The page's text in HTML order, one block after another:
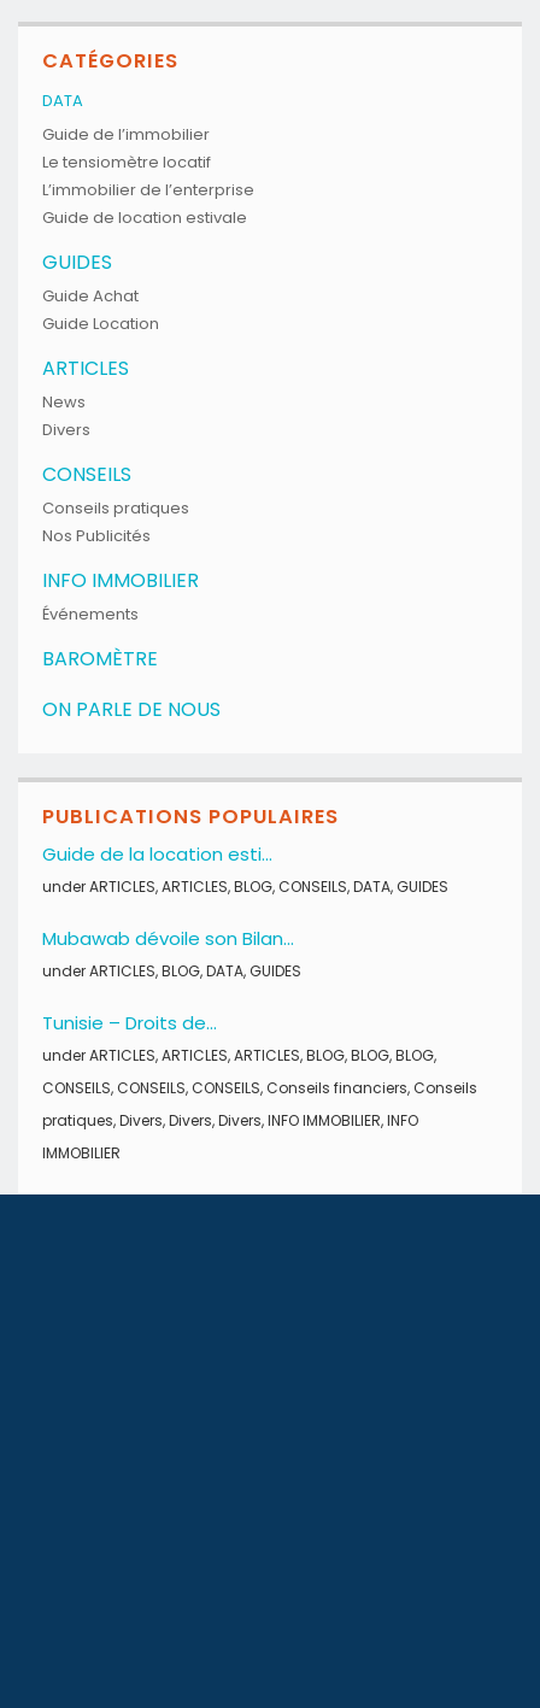
CATÉGORIES
DATA
Guide de l’immobilier
Le tensiomètre locatif
L’immobilier de l’enterprise
Guide de location estivale
GUIDES
Guide Achat
Guide Location
ARTICLES
News
Divers
CONSEILS
Conseils pratiques
Nos Publicités
INFO IMMOBILIER
Événements
BAROMÈTRE
ON PARLE DE NOUS
PUBLICATIONS POPULAIRES
Guide de la location esti...
underARTICLES,ARTICLES,BLOG,CONSEILS,DATA,GUIDES
Mubawab dévoile son Bilan...
underARTICLES,BLOG,DATA,GUIDES
Tunisie – Droits de...
underARTICLES,ARTICLES,ARTICLES,BLOG,BLOG,BLOG,
CONSEILS,CONSEILS,CONSEILS,Conseils financiers,Conseils
pratiques,Divers,Divers,Divers,INFO IMMOBILIER,INFO
IMMOBILIER